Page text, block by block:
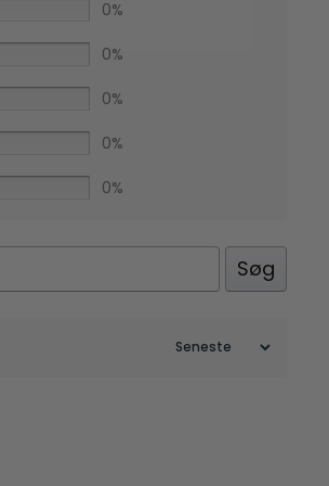
0%
0%
0%
0%
0%
Søg
Facebook